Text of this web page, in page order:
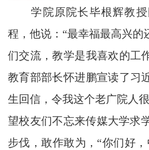
学院原院长毕根辉教授
程，他说：“最幸福最高兴的
们交流，教学是我喜欢的工
教育部部长怀进鹏宣读了习
生回信，令我这个老广院人
望校友们不忘来传媒大学求
步伐，敢作敢为，“你们好